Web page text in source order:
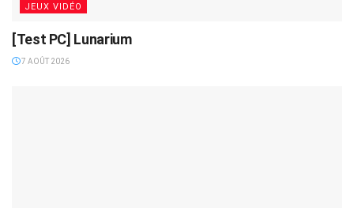
JEUX VIDÉO
[Test PC] Lunarium
7 AOÛT 2026